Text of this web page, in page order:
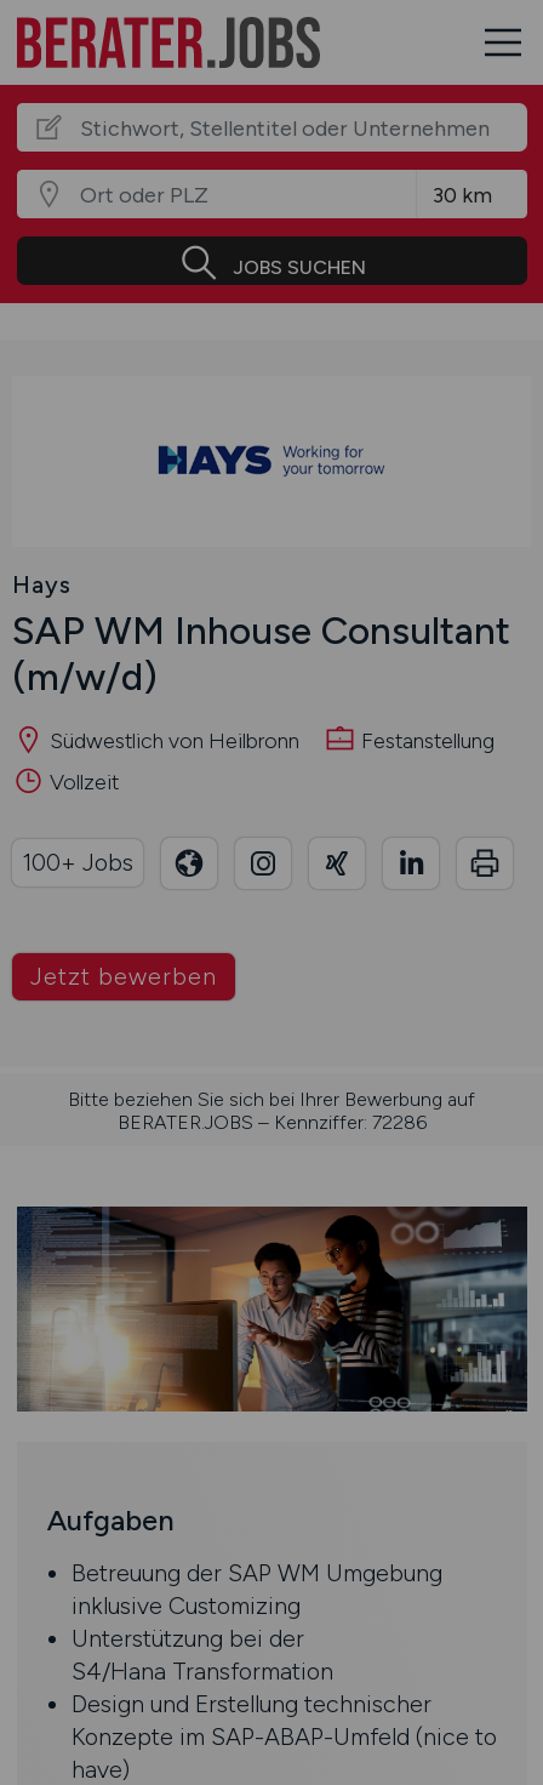
JOBS SUCHEN
Hays
SAP WM Inhouse Consultant
(m/w/d)
Südwestlich von Heilbronn
Festanstellung
Vollzeit
Jetzt bewerben
100+ Jobs
Bitte beziehen Sie sich bei Ihrer Bewerbung auf
BERATER.JOBS – Kennziffer: 72286
Aufgaben
Betreuung der SAP WM Umgebung
inklusive Customizing
Unterstützung bei der
S4/Hana Transformation
Design und Erstellung technischer
Konzepte im SAP-ABAP-Umfeld (nice to
have)